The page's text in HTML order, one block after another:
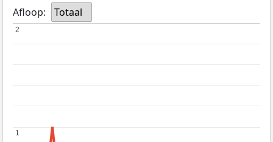
Afloop: Totaal
1
1
2
2